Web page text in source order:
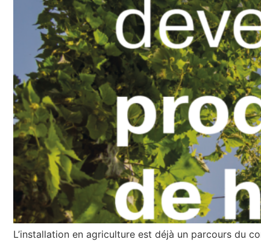
L’installation en agriculture est déjà un parcours du